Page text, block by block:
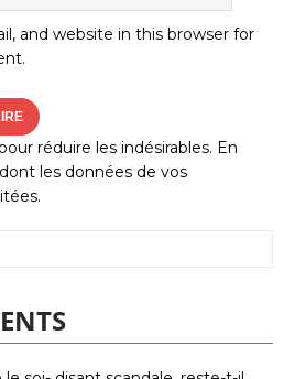
and website in this browser for
réduire les indésirables. En
les données de vos
.